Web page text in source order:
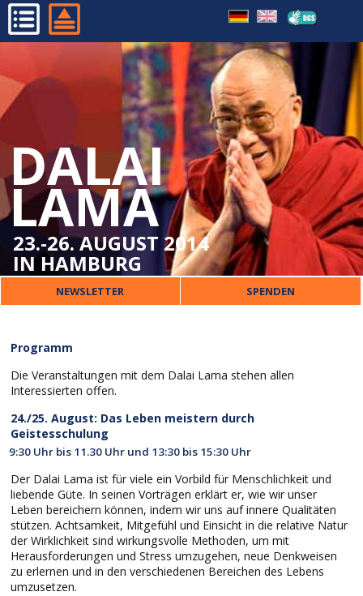
DALAI
LAMA
23.-26. AUGUST 2014
IN HAMBURG
PROGRAMM
RAHMENPROGRAMM
MARKTPLATZ
ORGANISATORISCHES
VERANSTALTER
PRESSE
KONTAKT
NEWSLETTER SPENDEN
Programm
Die Veranstaltungen mit dem Dalai Lama stehen allen
Interessierten offen.
24./25. August: Das Leben meistern durch
Geistesschulung
9:30 Uhr bis 11.30 Uhr und 13:30 bis 15:30 Uhr
Der Dalai Lama ist für viele ein Vorbild für Menschlichkeit und
liebende Güte. In seinen Vorträgen erklärt er, wie wir unser
Leben bereichern können, indem wir uns auf innere Qualitäten
stützen. Achtsamkeit, Mitgefühl und Einsicht in die relative Natur
der Wirklichkeit sind wirkungsvolle Methoden, um mit
Herausforderungen und Stress umzugehen, neue Denkweisen
zu erlernen und in den verschiedenen Bereichen des Lebens
umzusetzen.